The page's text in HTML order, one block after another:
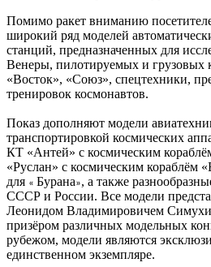
Помимо ракет вниманию
широкий ряд моделей
станций, предназначенных для
Венеры, пилотируемых и грузовых
«Восток», «Союз», спецтехники,
тренировок космонавтов.
Показ дополняют модели
транспортировкой космических
КТ «Антей» с космическим
«Руслан» с космическим кораблём
для « Бурана», а также
СССР и России. Все модели
Леонидом Владимировичем
призёром различных модельных
рубежом, модели являются
единственном экземпляре.